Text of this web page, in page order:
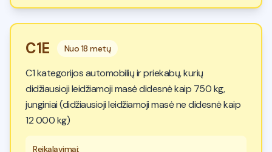
C1E Nuo 18 metų
C1 kategorijos automobilių ir priekabų, kurių
didžiausioji leidžiamoji masė didesnė kaip 750 kg,
junginiai (didžiausioji leidžiamoji masė ne didesnė kaip
12 000 kg)
Reikalavimai: